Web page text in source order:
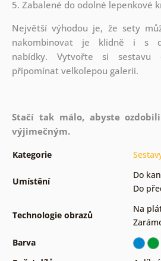
5. Zabalené do odolné lepenkové
Největší výhodou je, že sety
nakombinovat je klidně i s
nabídky. Vytvořte si sestavu
připomínat velkolepou galerii.
Stačí tak málo, abyste
výjimečným.
Kategorie
Umístění
Do
Do
Technologie obrazů
Na
Barva